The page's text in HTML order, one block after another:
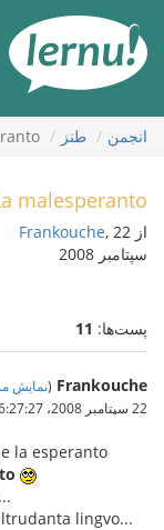
محتوا
انجمن طنز
malesperanto
از Frankouche, 22
سپتامبر 2008
پست‌ها: 11
Frankouche
(نمایش
22 سپتامبر 2008،‏ 16:27:27
la esperanto
lingvo...